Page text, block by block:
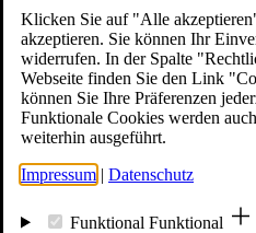
Mitglieder
Mitglied werden
Events
Klicken Sie auf "Alle
akzeptieren. Sie können Ihr
widerrufen. In der Spalte
Webseite finden Sie den Link
können Sie Ihre Präferenzen
Funktionale Cookies werden
weiterhin ausgeführt.
Impressum | Datenschutz
Funktional Funktional